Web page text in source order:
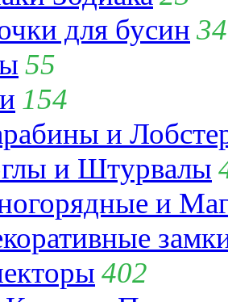
для бусин 34
55
154
и
и Штурвалы
и
402